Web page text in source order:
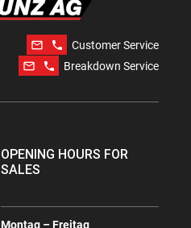
mail_outline phone
Customer Service
mail_outline phone Breakdown Service
OPENING HOURS FOR
SALES
Montag – Freitag